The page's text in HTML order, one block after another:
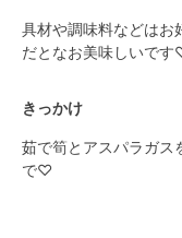
具材や調味料などは
だとなお美味しいで
きっかけ
茹で筍とアスパラガス
で♡